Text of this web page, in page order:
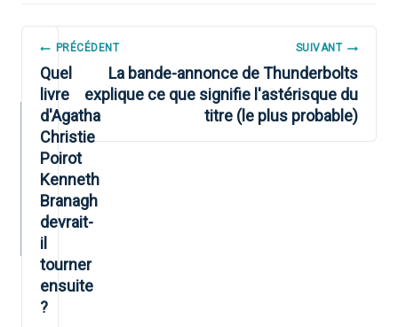
NAVIGATION
DE
L’ARTICLE
PRÉCÉDENT
Quel
livre
d'Agatha
Christie
Poirot
Kenneth
Branagh
devrait-
il
tourner
ensuite
?
SUIVANT
La bande-annonce de Thunderbolts
explique ce que signifie l'astérisque du
titre (le plus probable)